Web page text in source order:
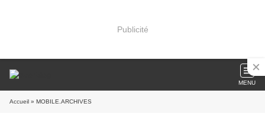
Publicité
MENU
Accueil » MOBILE.ARCHIVES